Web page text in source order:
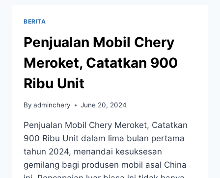
BERITA
Penjualan Mobil Chery
Meroket, Catatkan 900
Ribu Unit
By adminchery June 20, 2024
Penjualan Mobil Chery Meroket, Catatkan
900 Ribu Unit dalam lima bulan pertama
tahun 2024, menandai kesuksesan
gemilang bagi produsen mobil asal China